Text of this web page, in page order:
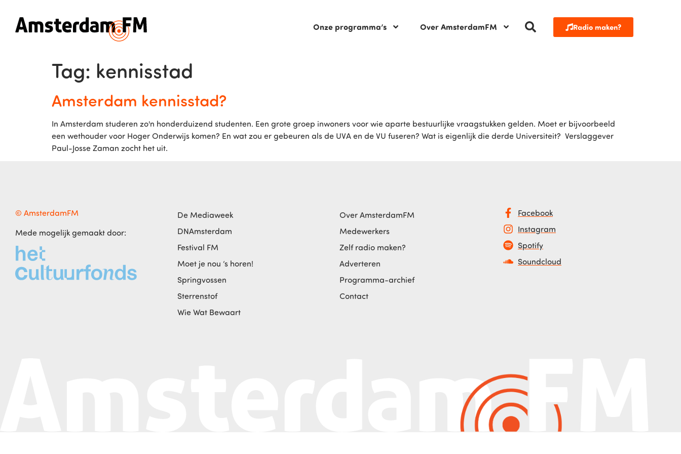
Onze programma’s Over AmsterdamFM Radio maken?
Tag: kennisstad
Amsterdam kennisstad?
In Amsterdam studeren zo'n honderduizend studenten. Een grote groep inwoners voor wie aparte bestuurlijke vraagstukken gelden. Moet er bijvoorbeeld
een wethouder voor Hoger Onderwijs komen? En wat zou er gebeuren als de UVA en de VU fuseren? Wat is eigenlijk die derde Universiteit? Verslaggever
Paul-Josse Zaman zocht het uit.
© AmsterdamFM
Mede mogelijk gemaakt door:
De Mediaweek
DNAmsterdam
Festival FM
Moet je nou ‘s horen!
Springvossen
Sterrenstof
Wie Wat Bewaart
Over AmsterdamFM
Medewerkers
Zelf radio maken?
Adverteren
Programma-archief
Contact
Facebook
Instagram
Spotify
Soundcloud